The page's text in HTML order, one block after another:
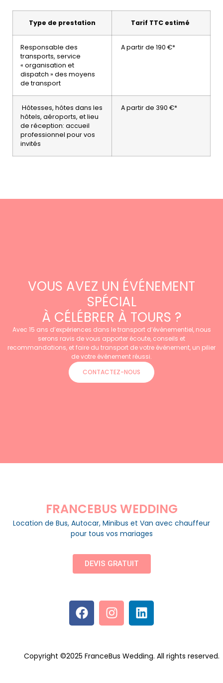
Type de prestation Tarif TTC estimé
Responsable des
transports, service
« organisation et
dispatch » des moyens
de transport
A partir de 190 €*
Hôtesses, hôtes dans les
hôtels, aéroports, et lieu
de réception: accueil
professionnel pour vos
invités
A partir de 390 €*
VOUS AVEZ UN ÉVÉNEMENT
SPÉCIAL
À CÉLÉBRER À TOURS ?
Avec 15 ans d’expériences dans le transport d’événementiel, nous
serons ravis de vous apporter écoute, conseils et
recommandations, et faire du transport de votre événement, un pilier
de votre événement réussi.
CONTACTEZ-NOUS
FRANCEBUS WEDDING
Location de Bus, Autocar, Minibus et Van avec chauffeur
pour tous vos mariages
DEVIS GRATUIT
Copyright ©2025 FranceBus Wedding. All rights reserved.